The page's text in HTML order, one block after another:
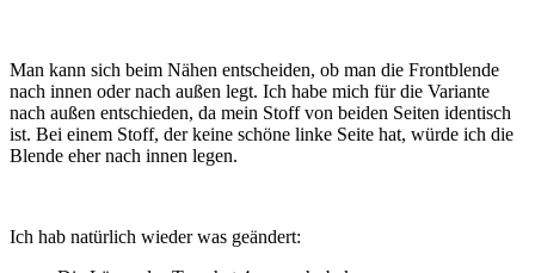
Man kann sich beim Nähen entscheiden, ob man die Frontblende
nach innen oder nach außen legt. Ich habe mich für die Variante
nach außen entschieden, da mein Stoff von beiden Seiten identisch
ist. Bei einem Stoff, der keine schöne linke Seite hat, würde ich die
Blende eher nach innen legen.
Ich hab natürlich wieder was geändert: